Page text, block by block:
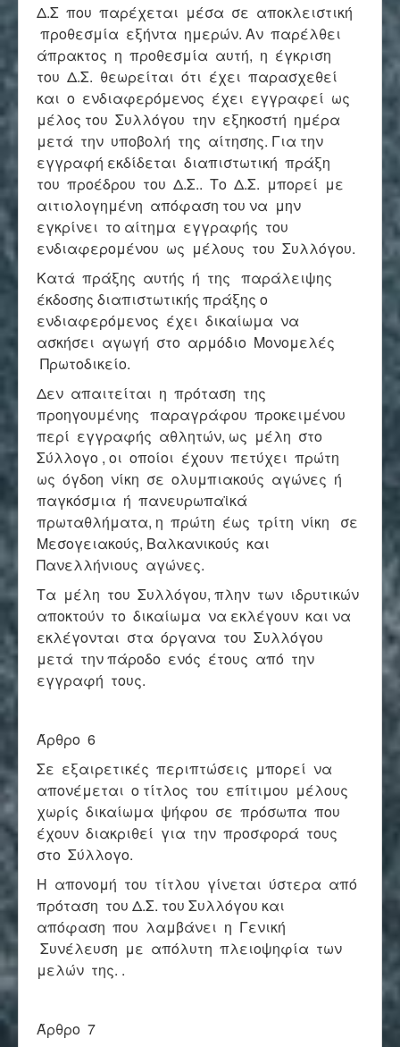
Δ.Σ που παρέχεται μέσα σε αποκλειστική
προθεσμία εξήντα ημερών. Αν παρέλθει
άπρακτος η προθεσμία αυτή, η έγκριση
του Δ.Σ. θεωρείται ότι έχει παρασχεθεί
και ο ενδιαφερόμενος έχει εγγραφεί ως
μέλος του Συλλόγου την εξηκοστή ημέρα
μετά την υποβολή της αίτησης. Για την
εγγραφή εκδίδεται διαπιστωτική πράξη
του προέδρου του Δ.Σ.. Το Δ.Σ. μπορεί με
αιτιολογημένη απόφαση του να μην
εγκρίνει το αίτημα εγγραφής του
ενδιαφερομένου ως μέλους του Συλλόγου.
Κατά πράξης αυτής ή της παράλειψης
έκδοσης διαπιστωτικής πράξης ο
ενδιαφερόμενος έχει δικαίωμα να
ασκήσει αγωγή στο αρμόδιο Μονομελές
Πρωτοδικείο.
Δεν απαιτείται η πρόταση της
προηγουμένης παραγράφου προκειμένου
περί εγγραφής αθλητών, ως μέλη στο
Σύλλογο , οι οποίοι έχουν πετύχει πρώτη
ως όγδοη νίκη σε ολυμπιακούς αγώνες ή
παγκόσμια ή πανευρωπαϊκά
πρωταθλήματα, η πρώτη έως τρίτη νίκη σε
Μεσογειακούς, Βαλκανικούς και
Πανελλήνιους αγώνες.
Τα μέλη του Συλλόγου, πλην των ιδρυτικών
αποκτούν το δικαίωμα να εκλέγουν και να
εκλέγονται στα όργανα του Συλλόγου
μετά την πάροδο ενός έτους από την
εγγραφή τους.
Άρθρο 6
Σε εξαιρετικές περιπτώσεις μπορεί να
απονέμεται ο τίτλος του επίτιμου μέλους
χωρίς δικαίωμα ψήφου σε πρόσωπα που
έχουν διακριθεί για την προσφορά τους
στο Σύλλογο.
Η απονομή του τίτλου γίνεται ύστερα από
πρόταση του Δ.Σ. του Συλλόγου και
απόφαση που λαμβάνει η Γενική
Συνέλευση με απόλυτη πλειοψηφία των
μελών της. .
Άρθρο 7